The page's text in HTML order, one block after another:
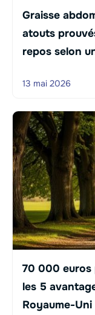
Graisse
atouts
repos selon
13 mai 2026
70 000 euros
les 5
Royaume-Uni